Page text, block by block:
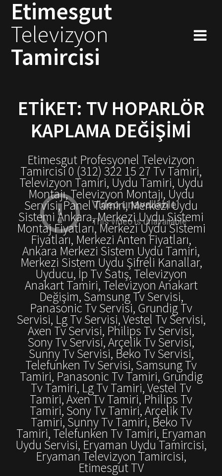
Skip
to
Etimesgut
Televizyon
Tamircisi
ETIKET: TV HOPARLÖR
KAPLAMA DEĞIŞIMI
Etimesgut Profesyonel Televizyon
Tamircisi 0 (312) 322 15 27 Tv Tamiri,
Televizyon Tamiri, Uydu Tamiri, Uydu
Montajı, Televizyon Montajı, Uydu
Servisi, Panel Tamiri, Merkezi Uydu
Sistemi Ankara, Merkezi Uydu Sistemi
Montaj Fiyatları, Merkezi Uydu Sistemi
Fiyatları, Merkezi Anten Fiyatları,
Ankara Merkezi Sistem Uydu Tamiri,
Merkezi Sistem Uydu Şifreli Kanallar,
Uyducu, İp Tv Satış, Televizyon
Anakart Tamiri, Televizyon Anakart
Değişim, Samsung Tv Servisi,
Panasonic Tv Servisi, Grundig Tv
Servisi, Lg Tv Servisi, Vestel Tv Servisi,
Axen Tv Servisi, Philips Tv Servisi,
Sony Tv Servisi, Arçelik Tv Servisi,
Sunny Tv Servisi, Beko Tv Servisi,
Telefunken Tv Servisi, Samsung Tv
Tamiri, Panasonic Tv Tamiri, Grundig
Tv Tamiri, Lg Tv Tamiri, Vestel Tv
Tamiri, Axen Tv Tamiri, Philips Tv
Tamiri, Sony Tv Tamiri, Arçelik Tv
Tamiri, Sunny Tv Tamiri, Beko Tv
Tamiri, Telefunken Tv Tamiri, Eryaman
Uydu Servisi, Eryaman Uydu Tamircisi,
Eryaman Televizyon Tamircisi,
Etimesgut TV